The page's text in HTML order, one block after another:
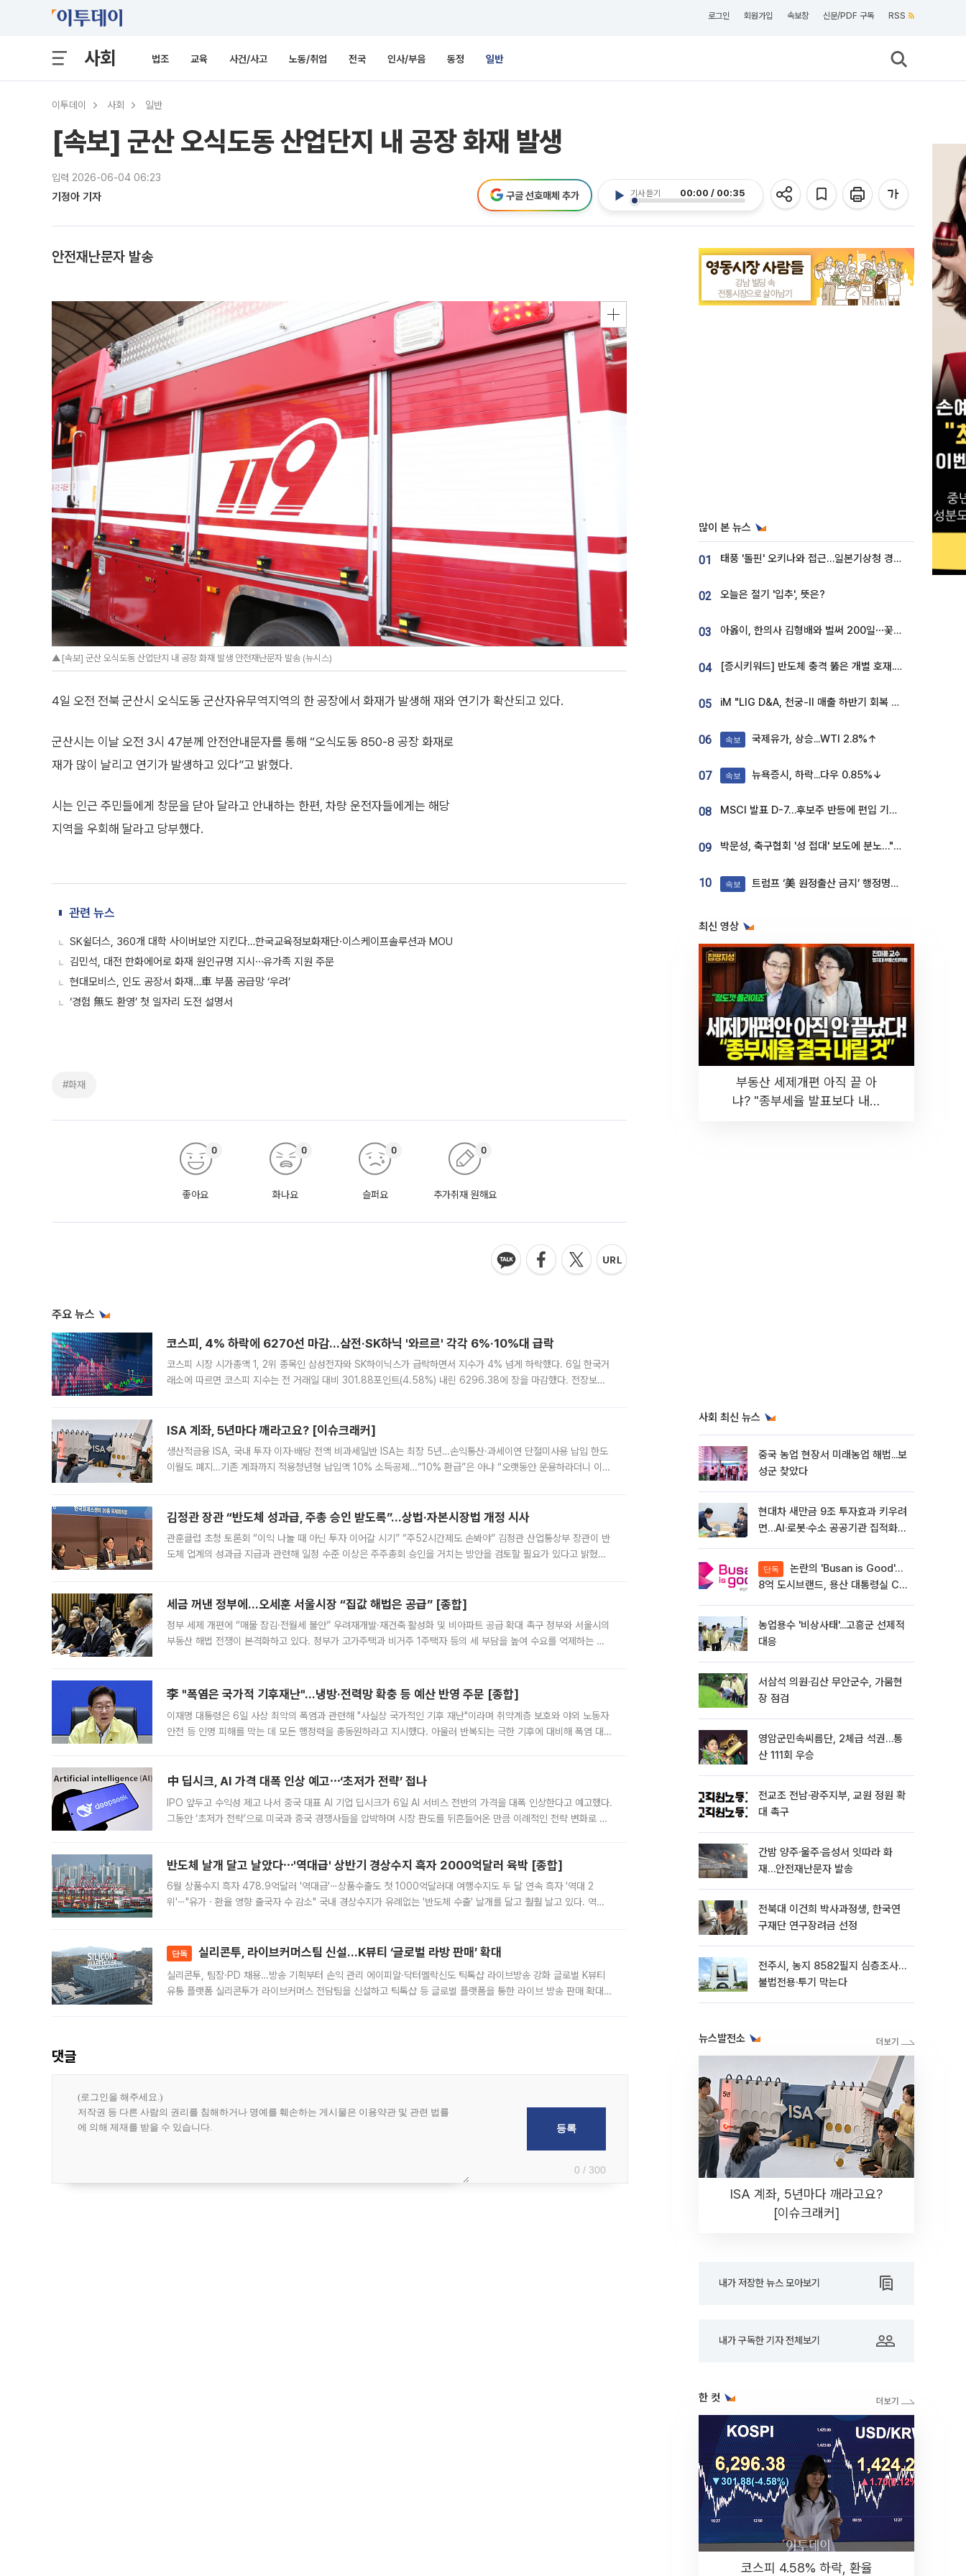
로그인 회원가입 속보창 신문/PDF 구독 RSS
사회 법조 교육 사건/사고 노동/취업 전국 인사/부음 동정 일반
이투데이 사회 일반
[속보] 군산 오식도동 산업단지 내 공장 화재 발생
입력 2026-06-04 06:23
기정아 기자 기사 듣기 00:00 / 00:35
구글 선호매체 추가
안전재난문자 발송
▲[속보] 군산 오식도동 산업단지 내 공장 화재 발생 안전재난문자 발송 (뉴시스)
4일 오전 전북 군산시 오식도동 군산자유무역지역의 한 공장에서 화재가 발생해 재와 연기가 확산되고 있다.
군산시는 이날 오전 3시 47분께 안전안내문자를 통해 “오식도동 850-8 공장 화재로
재가 많이 날리고 연기가 발생하고 있다”고 밝혔다.
시는 인근 주민들에게 창문을 닫아 달라고 안내하는 한편, 차량 운전자들에게는 해당
지역을 우회해 달라고 당부했다.
관련 뉴스
SK쉴더스, 360개 대학 사이버보안 지킨다…한국교육정보화재단·이스케이프솔루션과 MOU
김민석, 대전 한화에어로 화재 원인규명 지시⋯유가족 지원 주문
현대모비스, 인도 공장서 화재…車 부품 공급망 ‘우려’
‘경험 無도 환영’ 첫 일자리 도전 설명서
#화재
좋아요
0
화나요
0
슬퍼요
0
추가취재 원해요
0
주요 뉴스
코스피, 4% 하락에 6270선 마감…삼전·SK하닉 '와르르' 각각 6%·10%대 급락
코스피 시장 시가총액 1, 2위 종목인 삼성전자와 SK하이닉스가 급락하면서 지수가 4% 넘게 하락했다. 6일 한국거
래소에 따르면 코스피 지수는 전 거래일 대비 301.88포인트(4.58%) 내린 6296.38에 장을 마감했다. 전장보다
ISA 계좌, 5년마다 깨라고요? [이슈크래커]
생산적금융 ISA, 국내 투자 이자·배당 전액 비과세일반 ISA는 최장 5년…손익통산·과세이연 단절미사용 납입 한도
이월도 폐지…기존 계좌까지 적용청년형 납입액 10% 소득공제…“10% 환급”은 아냐 “오랫동안 운용하라더니 이제
김정관 장관 “반도체 성과급, 주총 승인 받도록”…상법·자본시장법 개정 시사
관훈클럽 초청 토론회 “이익 나눌 때 아닌 투자 이어갈 시기” “주52시간제도 손봐야” 김정관 산업통상부 장관이 반
도체 업계의 성과급 지급과 관련해 일정 수준 이상은 주주총회 승인을 거치는 방안을 검토할 필요가 있다고 밝혔다.
세금 꺼낸 정부에…오세훈 서울시장 “집값 해법은 공급” [종합]
정부 세제 개편에 “매물 잠김·전월세 불안” 우려재개발·재건축 활성화 및 비아파트 공급 확대 촉구 정부와 서울시의
부동산 해법 전쟁이 본격화하고 있다. 정부가 고가주택과 비거주 1주택자 등의 세 부담을 높여 수요를 억제하는 카
李 "폭염은 국가적 기후재난"…냉방·전력망 확충 등 예산 반영 주문 [종합]
이재명 대통령은 6일 사상 최악의 폭염과 관련해 "사실상 국가적인 기후 재난"이라며 취약계층 보호와 야외 노동자
안전 등 인명 피해를 막는 데 모든 행정력을 총동원하라고 지시했다. 아울러 반복되는 극한 기후에 대비해 폭염 대응
中 딥시크, AI 가격 대폭 인상 예고⋯‘초저가 전략’ 접나
IPO 앞두고 수익성 제고 나서 중국 대표 AI 기업 딥시크가 6일 AI 서비스 전반의 가격을 대폭 인상한다고 예고했다.
그동안 ‘초저가 전략’으로 미국과 중국 경쟁사들을 압박하며 시장 판도를 뒤흔들어온 만큼 이례적인 전략 변화로 평
반도체 날개 달고 날았다⋯'역대급' 상반기 경상수지 흑자 2000억달러 육박 [종합]
6월 상품수지 흑자 478.9억달러 '역대급'⋯상품수출도 첫 1000억달러대 여행수지도 두 달 연속 흑자 '역대 2
위'⋯"유가ㆍ환율 영향 출국자 수 감소" 국내 경상수지가 유례없는 '반도체 수출' 날개를 달고 훨훨 날고 있다. 역대
단독 실리콘투, 라이브커머스팀 신설…K뷰티 ‘글로벌 라방 판매’ 확대
실리콘투, 팀장·PD 채용…방송 기획부터 손익 관리 에이피알·닥터멜락신도 틱톡샵 라이브방송 강화 글로벌 K뷰티
유통 플랫폼 실리콘투가 라이브커머스 전담팀을 신설하고 틱톡샵 등 글로벌 플랫폼을 통한 라이브 방송 판매 확대에
댓글
0 / 300
많이 본 뉴스
01 태풍 '돌핀' 오키나와 접근…일본기상청 경로 업데이트
02 오늘은 절기 '입추', 뜻은?
03 아옳이, 한의사 김형배와 벌써 200일⋯꽃다발 들고 "프러포즈 아냐"
04 [증시키워드] 반도체 충격 뚫은 개별 호재...포스코퓨처엠·에코프로·한화솔루션 '눈길'
05 iM "LIG D&A, 천궁-II 매출 하반기 회복 전망…방산 톱픽 유지"
06 속보 국제유가, 상승...WTI 2.8%↑
07 속보 뉴욕증시, 하락...다우 0.85%↓
08 MSCI 발표 D-7…후보주 반등에 편입 기대 재점화
09 박문성, 축구협회 '성 접대' 보도에 분노…"다 말아먹으려고 작정했나"
10 속보 트럼프 ‘美 원정출산 금지’ 행정명령 서명
최신 영상
부동산 세제개편 아직 끝 아
냐? "종부세율 발표보다 내릴
사회 최신 뉴스
중국 농업 현장서 미래농업 해법...보
성군 찾았다
현대차 새만금 9조 투자효과 키우려
면…AI·로봇·수소 공공기관 집적화
단독
8억 도시브랜드, 용산 대통령실 CI
농업용수 '비상사태'...고흥군 선제적
대응
서삼석 의원·김산 무안군수, 가뭄현
장 점검
영암군민속씨름단, 2체급 석권…통
산 111회 우승
전교조 전남·광주지부, 교원 정원 확
대 촉구
간밤 양주·울주·음성서 잇따라 화
재…안전재난문자 발송
전북대 이건희 박사과정생, 한국연
구재단 연구장려금 선정
전주시, 농지 8582필지 심층조사…
불법전용·투기 막는다
뉴스발전소
ISA 계좌, 5년마다 깨라고요?
[이슈크래커]
내가 저장한 뉴스 모아보기
내가 구독한 기자 전체보기
한 컷
코스피 4.58% 하락, 환율